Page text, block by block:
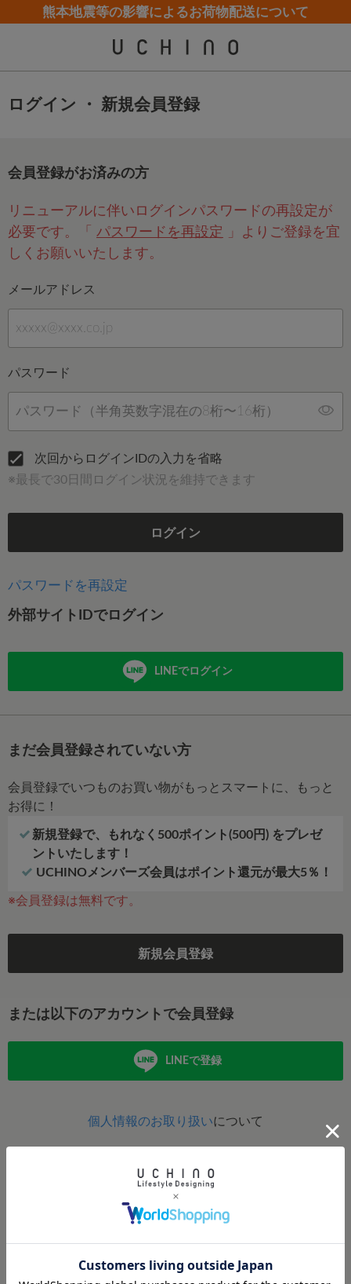
【クリアランスセール】人気パジャマが追加！
カスタマーサポート夏季休業(お電話)のお知らせ
熊本地震等の影響によるお荷物配送について
【クリアランスセール】人気パジャマが追加！
カスタマーサポート夏季休業(お電話)のお知らせ
ログイン ・ 新規会員登録
会員登録がお済みの方
リニューアルに伴いログインパスワードの再設定が
必要です。「 パスワードを再設定
」よりご登録を宜
しくお願いいたします。
メールアドレス
パスワード
次回からログインIDの入力を省略
※最長で30日間ログイン状況を維持できます
ログイン
パスワードを再設定
外部サイトIDでログイン
LINEでログイン
まだ会員登録されていない方
会員登録でいつものお買い物がもっとスマートに、もっと
お得に！
新規登録で、もれなく500ポイント(500円) をプレゼ
ントいたします！
UCHINOメンバーズ会員はポイント還元が最大5％！
※会員登録は無料です。
新規会員登録
または以下のアカウントで会員登録
LINEで登録
個人情報のお取り扱いについて
定期的にポイントアップイベント開催！
イベント開催時は、ポイント還元率がUP！
貯まったポイントは、オンラインショップ・直営店では１